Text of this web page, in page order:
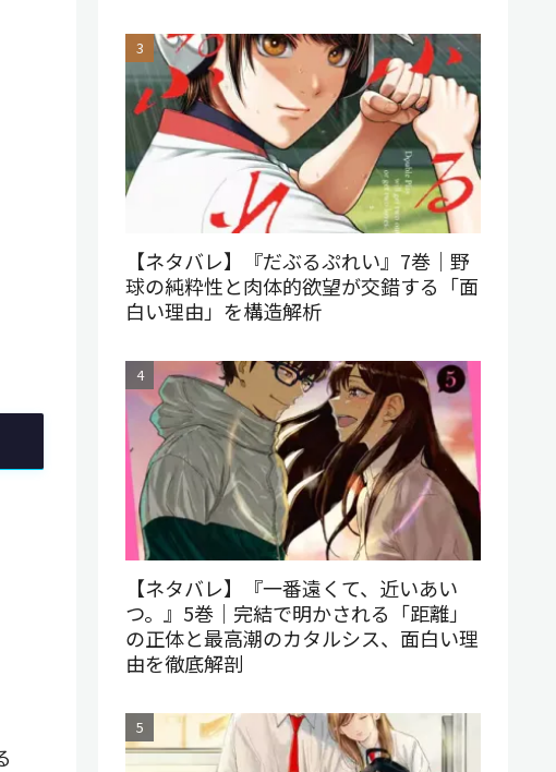
【ネタバレ】『だぶるぷれい』7巻｜野
球の純粋性と肉体的欲望が交錯する「面
白い理由」を構造解析
【ネタバレ】『一番遠くて、近いあい
つ。』5巻｜完結で明かされる「距離」
の正体と最高潮のカタルシス、面白い理
由を徹底解剖